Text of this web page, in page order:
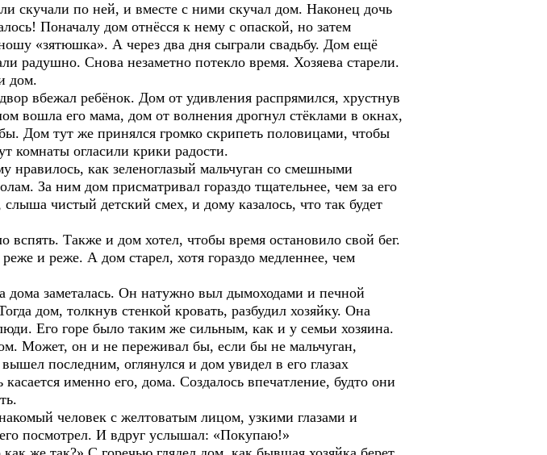
скучали по ней, и вместе с ними скучал дом. Наконец дочь
Поначалу дом отнёсся к нему с опаской, но затем
«зятюшка». А через два дня сыграли свадьбу. Дом ещё
радушно. Снова незаметно потекло время. Хозяева старели.
дом.
вбежал ребёнок. Дом от удивления распрямился, хрустнув
вошла его мама, дом от волнения дрогнул стёклами в окнах,
Дом тут же принялся громко скрипеть половицами, чтобы
комнаты огласили крики радости.
нравилось, как зеленоглазый мальчуган со смешными
За ним дом присматривал гораздо тщательнее, чем за его
чистый детский смех, и дому казалось, что так будет
Также и дом хотел, чтобы время остановило свой бег.
и реже. А дом старел, хотя гораздо медленнее, чем
заметалась. Он натужно выл дымоходами и печной
дом, толкнув стенкой кровать, разбудил хозяйку. Она
Его горе было таким же сильным, как и у семьи хозяина.
Может, он и не переживал бы, если бы не мальчуган,
последним, оглянулся и дом увидел в его глазах
именно его, дома. Создалось впечатление, будто они
человек с желтоватым лицом, узкими глазами и
посмотрел. И вдруг услышал: «Покупаю!»